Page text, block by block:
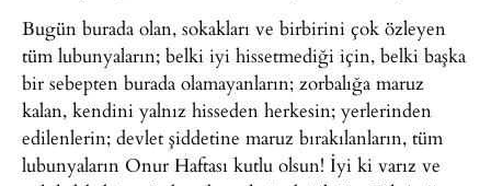
Bugün burada olan, sokakları ve birbirini çok özleyen
tüm lubunyaların; belki iyi hissetmediği için, belki başka
bir sebepten burada olamayanların; zorbalığa maruz
kalan, kendini yalnız hisseden herkesin; yerlerinden
edilenlerin; devlet şiddetine maruz bırakılanların, tüm
lubunyaların Onur Haftası kutlu olsun! İyi ki varız ve